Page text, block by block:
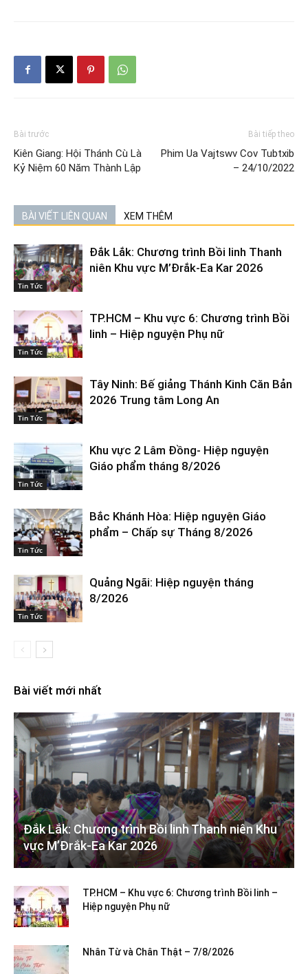
Bài trước
Kiên Giang: Hội Thánh Cù Là
Kỷ Niệm 60 Năm Thành Lập
Bài tiếp theo
Phim Ua Vajtswv Cov Tubtxib
– 24/10/2022
BÀI VIẾT LIÊN QUAN XEM THÊM
Tin Tức
Đắk Lắk: Chương trình Bồi linh Thanh
niên Khu vực M’Đrắk-Ea Kar 2026
Tin Tức
TP.HCM – Khu vực 6: Chương trình Bồi
linh – Hiệp nguyện Phụ nữ
Tin Tức
Tây Ninh: Bế giảng Thánh Kinh Căn Bản
2026 Trung tâm Long An
Tin Tức
Khu vực 2 Lâm Đồng- Hiệp nguyện
Giáo phẩm tháng 8/2026
Tin Tức
Bắc Khánh Hòa: Hiệp nguyện Giáo
phẩm – Chấp sự Tháng 8/2026
Tin Tức
Quảng Ngãi: Hiệp nguyện tháng
8/2026
Bài viết mới nhất
Đắk Lắk: Chương trình Bồi linh Thanh niên Khu
vực M’Đrắk-Ea Kar 2026
TP.HCM – Khu vực 6: Chương trình Bồi linh –
Hiệp nguyện Phụ nữ
Nhân Từ và Chân Thật – 7/8/2026